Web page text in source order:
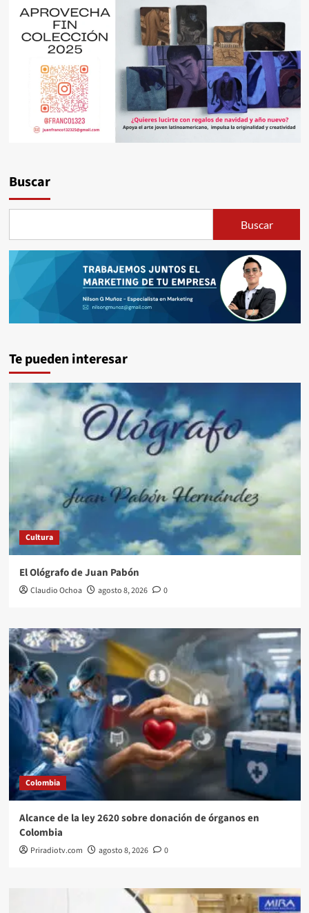
Buscar
Buscar
Te pueden interesar
Cultura
El Ológrafo de Juan Pabón
Claudio Ochoa agosto 8, 2026 0
Colombia
Alcance de la ley 2620 sobre donación de órganos en
Colombia
Priradiotv.com agosto 8, 2026 0